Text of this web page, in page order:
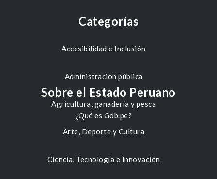
Categorías
Accesibilidad e Inclusión
Administración pública
Agricultura, ganadería y pesca
Arte, Deporte y Cultura
Ciencia, Tecnología e Innovación
Sobre el Estado Peruano
¿Qué es Gob.pe?